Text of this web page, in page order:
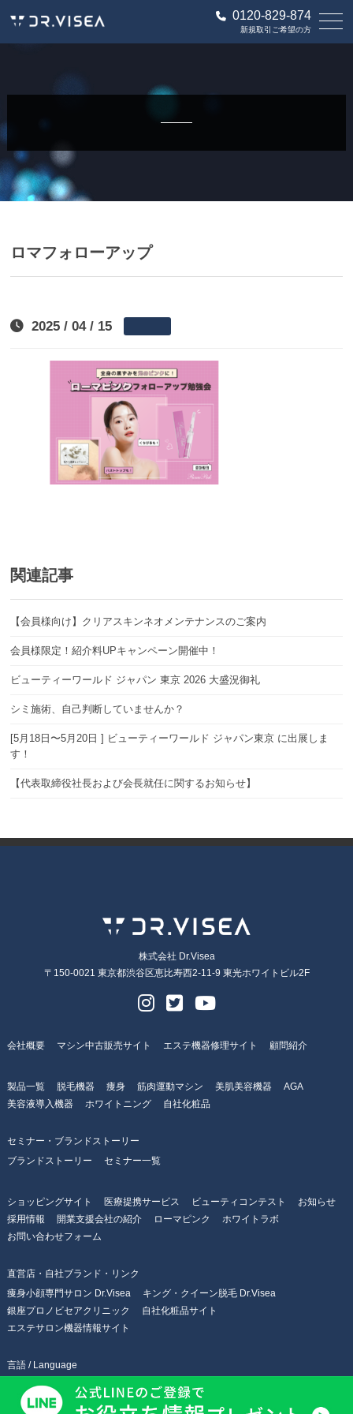
新規取引ご希望の方
0120-829-874
ロマフォローアップ
2025 / 04 / 15
関連記事
【会員様向け】クリアスキンネオメンテナンスのご案内
会員様限定！紹介料UPキャンペーン開催中！
ビューティーワールド ジャパン 東京 2026 大盛況御礼
シミ施術、自己判断していませんか？
[5月18日〜5月20日 ] ビューティーワールド ジャパン東京 に出展しま
す！
【代表取締役社長および会長就任に関するお知らせ】
株式会社 Dr.Visea
〒150-0021 東京都渋谷区恵比寿西2-11-9 東光ホワイトビル2F
会社概要 マシン中古販売サイト エステ機器修理サイト 顧問紹介
製品一覧 脱毛機器 痩身 筋肉運動マシン 美肌美容機器
AGA
美容液導入機器
ホワイトニング 自社化粧品
セミナー・ブランドストーリー
ブランドストーリー
セミナー一覧
ショッピングサイト 医療提携サービス ビューティコンテスト
お知らせ
採用情報
開業支援会社の紹介 ローマピンク
ホワイトラボ
お問い合わせフォーム
直営店・自社ブランド・リンク
痩身小顔専門サロン Dr.Visea
キング・クイーン脱毛 Dr.Visea
銀座プロノビセアクリニック
自社化粧品サイト
エステサロン機器情報サイト
言語 / Language
日本語
English 简体中文 繁體中文 한국어